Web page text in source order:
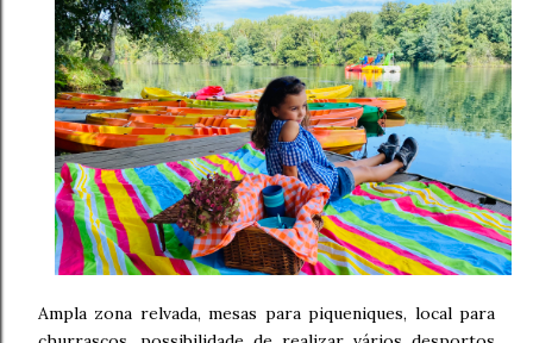
Ampla zona relvada, mesas para piqueniques, local para